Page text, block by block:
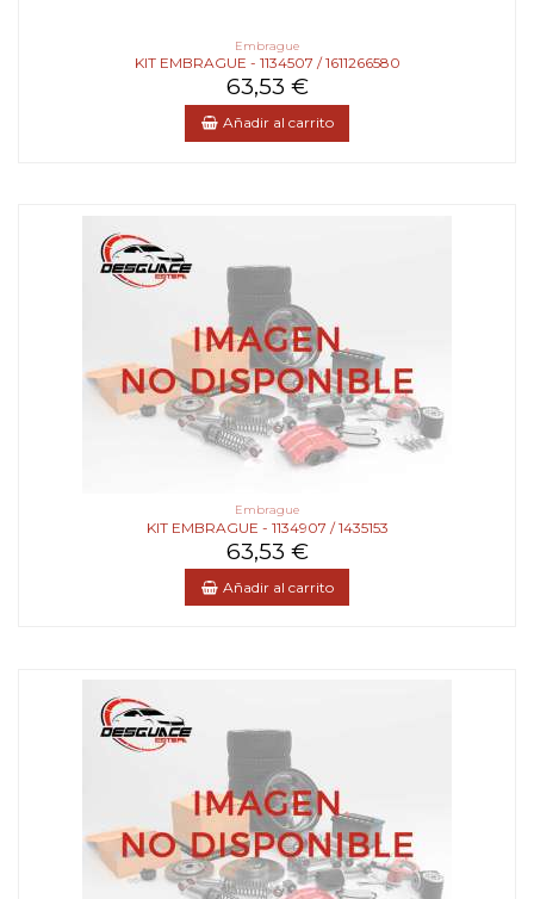
Embrague
KIT EMBRAGUE - 1134507 / 1611266580
63,53 €
Añadir al carrito
Embrague
KIT EMBRAGUE - 1134907 / 1435153
63,53 €
Añadir al carrito